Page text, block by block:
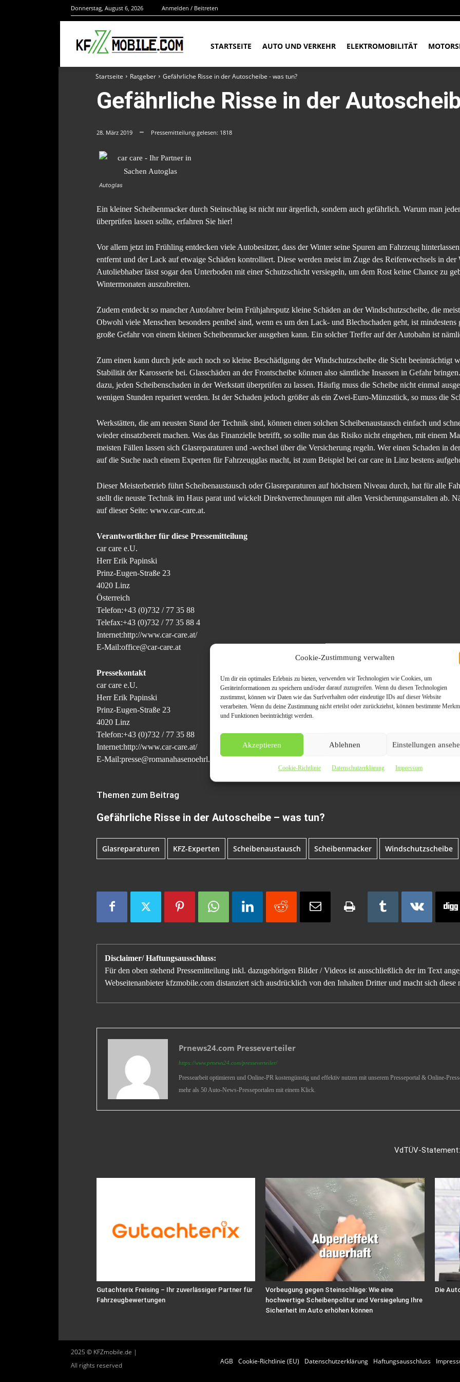
Cookie-Zustimmung verwalten
Um dir ein optimales Erlebnis zu bieten, verwenden wir Technologien wie Cookies, um
Geräteinformationen zu speichern und/oder darauf zuzugreifen. Wenn du diesen Technologien
zustimmst, können wir Daten wie das Surfverhalten oder eindeutige IDs auf dieser Website
verarbeiten. Wenn du deine Zustimmung nicht erteilst oder zurückziehst, können bestimmte
und Funktionen beeinträchtigt werden.
Akzeptieren Ablehnen Einstellungen
Cookie-Richtlinie Datenschutzerklärung Impressum
Donnerstag, August 6, 2026 Anmelden / Beitreten
STARTSEITE AUTO UND VERKEHR ELEKTROMOBILITÄT
Startseite Ratgeber Gefährliche Risse in der Autoscheibe - was tun?
Gefährliche Risse in der
28. März 2019 Pressemitteilung gelesen: 1818
Autoglas
Ein kleiner Scheibenmacker durch Steinschlag ist nicht nur ärgerlich, sondern auch gefährlich. Warum man
überprüfen lassen sollte, erfahren Sie hier!
Vor allem jetzt im Frühling entdecken viele Autobesitzer, dass der Winter seine Spuren am Fahrzeug
entfernt und der Lack auf etwaige Schäden kontrolliert. Diese werden meist im Zuge des Reifenwechsels in der
Autoliebhaber lässt sogar den Unterboden mit einer Schutzschicht versiegeln, um dem Rost keine Chance zu
Wintermonaten auszubreiten.
Zudem entdeckt so mancher Autofahrer beim Frühjahrsputz kleine Schäden an der Windschutzscheibe, die
Obwohl viele Menschen besonders penibel sind, wenn es um den Lack- und Blechschaden geht, ist
große Gefahr von einem kleinen Scheibenmacker ausgehen kann. Ein solcher Treffer auf der Autobahn ist
Zum einen kann durch jede auch noch so kleine Beschädigung der Windschutzscheibe die Sicht beeinträchtigt
Stabilität der Karosserie bei. Glasschäden an der Frontscheibe können also sämtliche Insassen in Gefahr
dazu, jeden Scheibenschaden in der Werkstatt überprüfen zu lassen. Häufig muss die Scheibe nicht einmal
wenigen Stunden repariert werden. Ist der Schaden jedoch größer als ein Zwei-Euro-Münzstück, so muss die
Werkstätten, die am neusten Stand der Technik sind, können einen solchen Scheibenaustausch einfach und
wieder einsatzbereit machen. Was das Finanzielle betrifft, so sollte man das Risiko nicht eingehen, mit einem
meisten Fällen lassen sich Glasreparaturen und -wechsel über die Versicherung regeln. Wer einen Schaden in
auf die Suche nach einem Experten für Fahrzeugglas macht, ist zum Beispiel bei car care in Linz bestens
Dieser Meisterbetrieb führt Scheibenaustausch oder Glasreparaturen auf höchstem Niveau durch, hat für alle
stellt die neuste Technik im Haus parat und wickelt Direktverrechnungen mit allen Versicherungsanstalten ab.
auf dieser Seite: www.car-care.at.
Verantwortlicher für diese Pressemitteilung
car care e.U.
Herr Erik Papinski
Prinz-Eugen-Straße 23
4020 Linz
Österreich
Telefon:+43 (0)732 / 77 35 88
Telefax:+43 (0)732 / 77 35 88 4
Internet:http://www.car-care.at/
E-Mail:office@car-care.at
Pressekontakt
car care e.U.
Herr Erik Papinski
Prinz-Eugen-Straße 23
4020 Linz
Telefon:+43 (0)732 / 77 35 88
Internet:http://www.car-care.at/
E-Mail:presse@romanahasenoehrl.at
Themen zum Beitrag
Gefährliche Risse in der Autoscheibe – was tun?
Glasreparaturen KFZ-Experten Scheibenaustausch Scheibenmacker Windschutzscheibe
Disclaimer/ Haftungsausschluss:
Für den oben stehend Pressemitteilung inkl. dazugehörigen Bilder / Videos ist ausschließlich der im Text
Webseitenanbieter kfzmobile.com distanziert sich ausdrücklich von den Inhalten Dritter und macht sich diese
Prnews24.com Presseverteiler
https://www.prnews24.com/presseverteiler/
Pressearbeit optimieren und Online-PR kostengünstig und effektiv nutzen mit unserem Presseportal & Online-
mehr als 50 Auto-News-Presseportalen mit einem Klick.
VdTÜV-
Gutachterix Freising – Ihr zuverlässiger Partner für
Fahrzeugbewertungen
Vorbeugung gegen Steinschläge: Wie eine
hochwertige Scheibenpolitur und Versiegelung Ihre
Sicherheit im Auto erhöhen können
Die
2025 © KFZmobile.de |
All rights reserved
AGB Cookie-Richtlinie (EU) Datenschutzerklärung Haftungsausschluss